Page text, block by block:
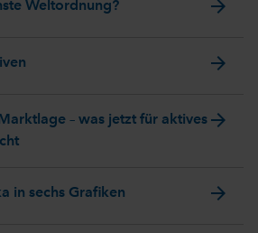
Weltordnung? arrow_forward
arrow_forward
– was jetzt für aktivesarrow_forward
in sechs Grafiken arrow_forward